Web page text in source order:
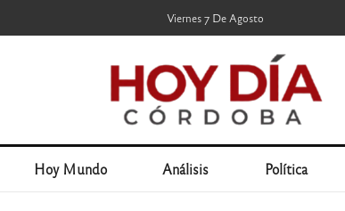
Viernes 7 De Agosto
Hoy Mundo Análisis Política